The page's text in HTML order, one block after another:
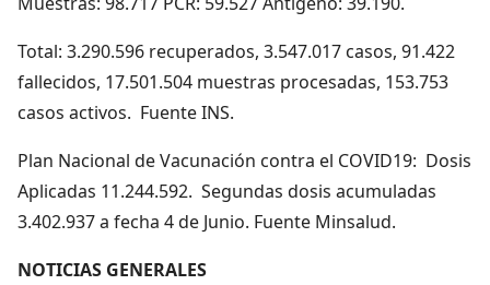
Total: 3.290.596 recuperados, 3.547.017 casos, 91.422
fallecidos, 17.501.504 muestras procesadas, 153.753
casos activos. Fuente INS.
Plan Nacional de Vacunación contra el COVID19: Dosis
Aplicadas 11.244.592. Segundas dosis acumuladas
3.402.937 a fecha 4 de Junio. Fuente Minsalud.
NOTICIAS GENERALES